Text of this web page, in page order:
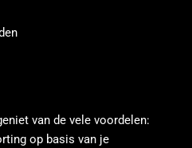
van de vele voordelen:
op basis van je